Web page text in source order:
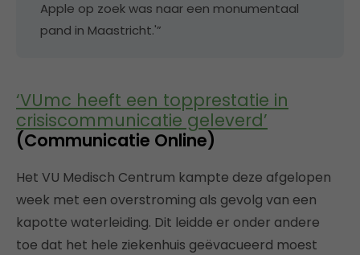
Apple op zoek was naar een monumentaal
pand in Maastricht.'”
‘VUmc heeft een topprestatie in
crisiscommunicatie geleverd’
(Communicatie Online)
Het VU Medisch Centrum kampte deze afgelopen
week met een overstroming als gevolg van een
kapotte waterleiding. Dit leidde er onder andere
toe dat het hele ziekenhuis geëvacueerd moest